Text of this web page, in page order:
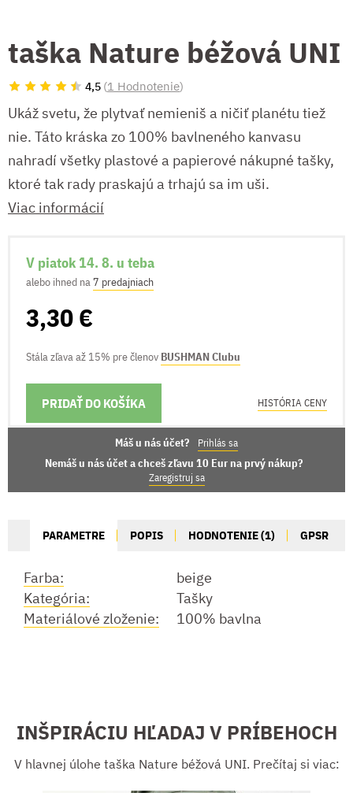
taška Nature béžová UNI
4,5 (1 Hodnotenie)
Ukáž svetu, že plytvať nemieniš a ničiť planétu tiež
nie. Táto kráska zo 100% bavlneného kanvasu
nahradí všetky plastové a papierové nákupné tašky,
ktoré tak rady praskajú a trhajú sa im uši.
Viac informácií
V piatok 14. 8. u teba
alebo ihned na7 predajniach
3,30 €
Stála zľava až 15% pre členov BUSHMAN Clubu
PRIDAŤ DO KOŠÍKA
MOŽNOSTI DORUČENIA HISTÓRIA CENY
Máš u nás účet? Prihlás sa
Nemáš u nás účet a chceš zľavu 10 Eur na prvý nákup?
Zaregistruj sa
PARAMETRE POPIS HODNOTENIE (1) GPSR
Farba:
beige
Kategória:
Tašky
Materiálové zloženie:
100% bavlna
INŠPIRÁCIU HĽADAJ V PRÍBEHOCH
V hlavnej úlohe taška Nature béžová UNI. Prečítaj si viac: